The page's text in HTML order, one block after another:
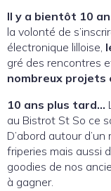
ll y a bientôt 10
la volonté de
électronique lilloise,
gré des rencontres
nombreux projets
10 ans plus tard…
au Bistrot St So ce
D’abord autour
friperies mais aussi
goodies de nos
à gagner.